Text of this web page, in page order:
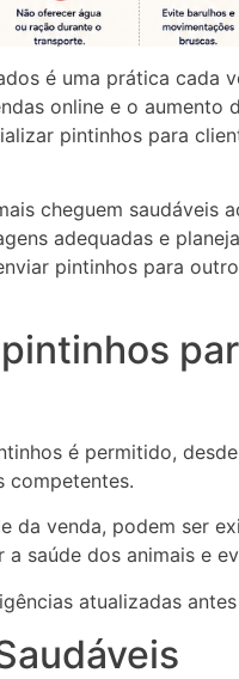
é uma prática cada
online e o aumento
pintinhos para
cheguem saudáveis
adequadas e
pintinhos para
é permitido,
competentes.
da venda, podem ser
saúde dos animais e
atualizadas